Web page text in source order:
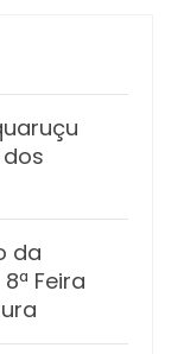
da
Feira